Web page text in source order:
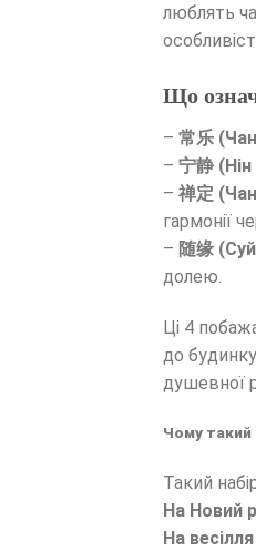
люблять
Що
– 常乐
– 宁静 (Нін
– 禅定
гармонії
– 随缘
долею.
Ці 4
до
душевної
Чому такий
Такий
На Новий
На весілля